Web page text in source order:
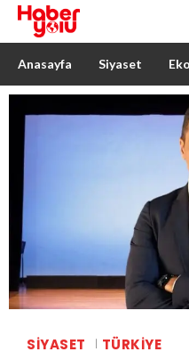
Anasayfa Siyaset
SIYASET TÜRKIYE